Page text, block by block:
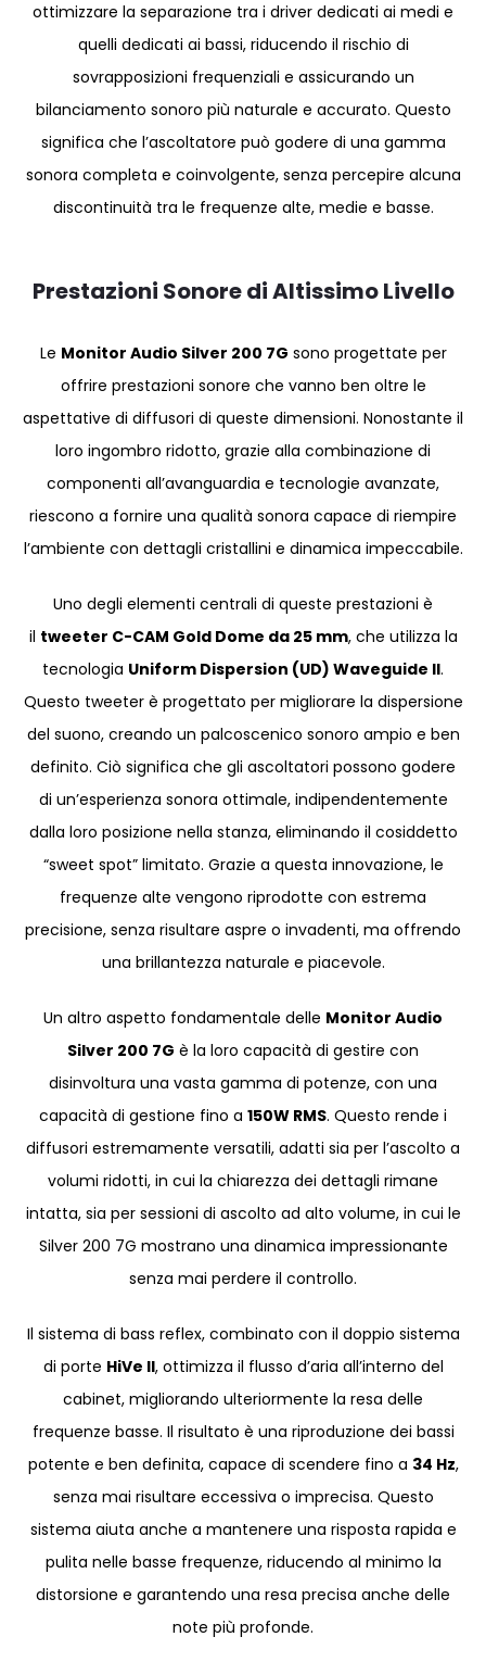
ottimizzare la separazione tra i driver dedicati ai medi e
quelli dedicati ai bassi, riducendo il rischio di
sovrapposizioni frequenziali e assicurando un
bilanciamento sonoro più naturale e accurato. Questo
significa che l’ascoltatore può godere di una gamma
sonora completa e coinvolgente, senza percepire alcuna
discontinuità tra le frequenze alte, medie e basse.
Prestazioni Sonore di Altissimo Livello
Le Monitor Audio Silver 200 7G sono progettate per
offrire prestazioni sonore che vanno ben oltre le
aspettative di diffusori di queste dimensioni. Nonostante il
loro ingombro ridotto, grazie alla combinazione di
componenti all’avanguardia e tecnologie avanzate,
riescono a fornire una qualità sonora capace di riempire
l’ambiente con dettagli cristallini e dinamica impeccabile.
Uno degli elementi centrali di queste prestazioni è
il tweeter C-CAM Gold Dome da 25 mm, che utilizza la
tecnologia Uniform Dispersion (UD) Waveguide II.
Questo tweeter è progettato per migliorare la dispersione
del suono, creando un palcoscenico sonoro ampio e ben
definito. Ciò significa che gli ascoltatori possono godere
di un’esperienza sonora ottimale, indipendentemente
dalla loro posizione nella stanza, eliminando il cosiddetto
“sweet spot” limitato. Grazie a questa innovazione, le
frequenze alte vengono riprodotte con estrema
precisione, senza risultare aspre o invadenti, ma offrendo
una brillantezza naturale e piacevole.
Un altro aspetto fondamentale delle Monitor Audio
Silver 200 7G è la loro capacità di gestire con
disinvoltura una vasta gamma di potenze, con una
capacità di gestione fino a 150W RMS. Questo rende i
diffusori estremamente versatili, adatti sia per l’ascolto a
volumi ridotti, in cui la chiarezza dei dettagli rimane
intatta, sia per sessioni di ascolto ad alto volume, in cui le
Silver 200 7G mostrano una dinamica impressionante
senza mai perdere il controllo.
Il sistema di bass reflex, combinato con il doppio sistema
di porte HiVe II, ottimizza il flusso d’aria all’interno del
cabinet, migliorando ulteriormente la resa delle
frequenze basse. Il risultato è una riproduzione dei bassi
potente e ben definita, capace di scendere fino a 34 Hz,
senza mai risultare eccessiva o imprecisa. Questo
sistema aiuta anche a mantenere una risposta rapida e
pulita nelle basse frequenze, riducendo al minimo la
distorsione e garantendo una resa precisa anche delle
note più profonde.